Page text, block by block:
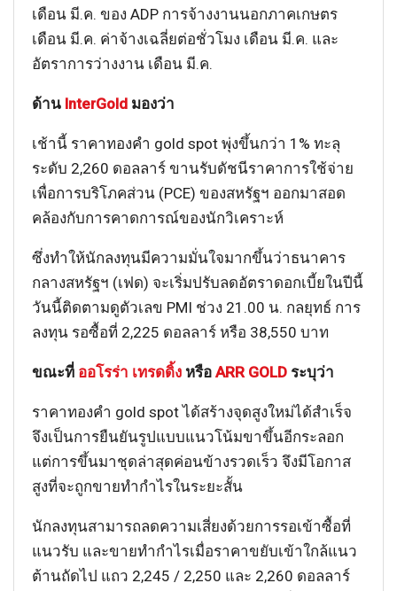
เดือน มี.ค. ของ ADP การจ้างงานนอกภาคเกษตร
เดือน มี.ค. ค่าจ้างเฉลี่ยต่อชั่วโมง เดือน มี.ค. และ
อัตราการว่างงาน เดือน มี.ค.
ด้าน InterGold มองว่า
เช้านี้ ราคาทองคำ gold spot พุ่งขึ้นกว่า 1% ทะลุ
ระดับ 2,260 ดอลลาร์ ขานรับดัชนีราคาการใช้จ่าย
เพื่อการบริโภคส่วน (PCE) ของสหรัฐฯ ออกมาสอด
คล้องกับการคาดการณ์ของนักวิเคราะห์
ซึ่งทำให้นักลงทุนมีความมั่นใจมากขึ้นว่าธนาคาร
กลางสหรัฐฯ (เฟด) จะเริ่มปรับลดอัตราดอกเบี้ยในปีนี้
วันนี้ติดตามดูตัวเลข PMI ช่วง 21.00 น. กลยุทธ์ การ
ลงทุน รอซื้อที่ 2,225 ดอลลาร์ หรือ 38,550 บาท
ขณะที่ ออโรร่า เทรดดิ้ง หรือ ARR GOLD ระบุว่า
ราคาทองคำ gold spot ได้สร้างจุดสูงใหม่ได้สำเร็จ
จึงเป็นการยืนยันรูปแบบแนวโน้มขาขึ้นอีกระลอก
แต่การขึ้นมาชุดล่าสุดค่อนข้างรวดเร็ว จึงมีโอกาส
สูงที่จะถูกขายทำกำไรในระยะสั้น
นักลงทุนสามารถลดความเสี่ยงด้วยการรอเข้าซื้อที่
แนวรับ และขายทำกำไรเมื่อราคาขยับเข้าใกล้แนว
ต้านถัดไป แถว 2,245 / 2,250 และ 2,260 ดอลลาร์